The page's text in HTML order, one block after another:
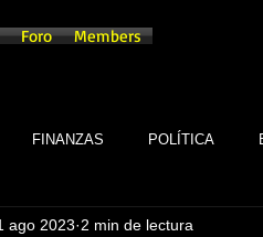
Foro Members
FINANZAS POLÍTICA
TECNOLOGÍA
ago 2023 2 min de lectura